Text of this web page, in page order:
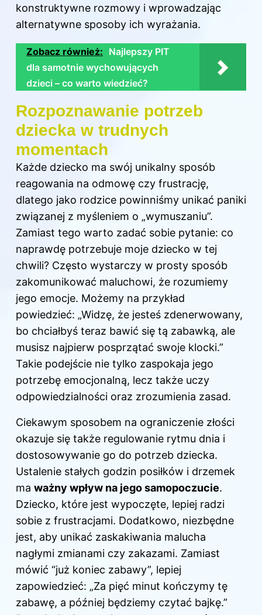
konstruktywne rozmowy i wprowadzając
alternatywne sposoby ich wyrażania.
Zobacz również: Najlepszy PIT
dla samotnie wychowujących
dzieci – co warto wiedzieć?
Rozpoznawanie potrzeb
dziecka w trudnych
momentach
Każde dziecko ma swój unikalny sposób
reagowania na odmowę czy frustrację,
dlatego jako rodzice powinniśmy unikać paniki
związanej z myśleniem o „wymuszaniu”.
Zamiast tego warto zadać sobie pytanie: co
naprawdę potrzebuje moje dziecko w tej
chwili? Często wystarczy w prosty sposób
zakomunikować maluchowi, że rozumiemy
jego emocje. Możemy na przykład
powiedzieć: „Widzę, że jesteś zdenerwowany,
bo chciałbyś teraz bawić się tą zabawką, ale
musisz najpierw posprzątać swoje klocki.”
Takie podejście nie tylko zaspokaja jego
potrzebę emocjonalną, lecz także uczy
odpowiedzialności oraz zrozumienia zasad.
Ciekawym sposobem na ograniczenie złości
okazuje się także regulowanie rytmu dnia i
dostosowywanie go do potrzeb dziecka.
Ustalenie stałych godzin posiłków i drzemek
ma ważny wpływ na jego samopoczucie.
Dziecko, które jest wypoczęte, lepiej radzi
sobie z frustracjami. Dodatkowo, niezbędne
jest, aby unikać zaskakiwania malucha
nagłymi zmianami czy zakazami. Zamiast
mówić “już koniec zabawy”, lepiej
zapowiedzieć: „Za pięć minut kończymy tę
zabawę, a później będziemy czytać bajkę.”